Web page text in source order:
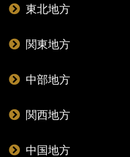
東北地方
関東地方
中部地方
関西地方
中国地方